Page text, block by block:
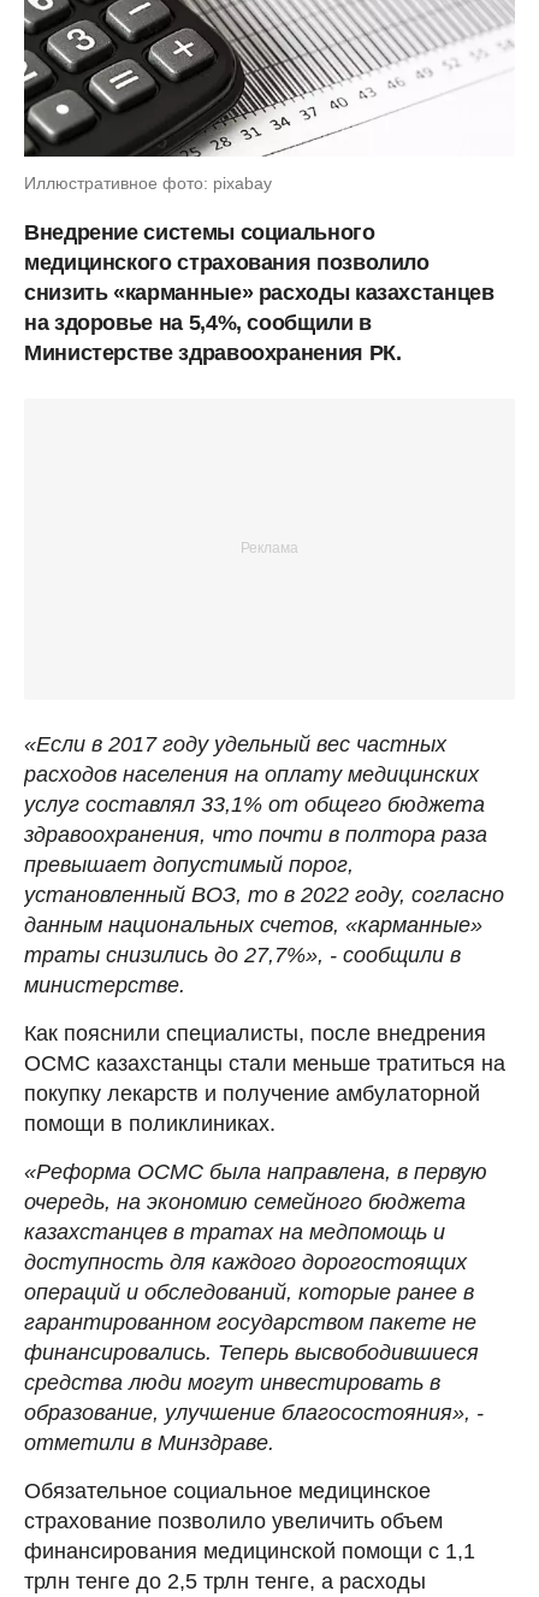
Иллюстративное фото: pixabay
Внедрение системы социального
медицинского страхования позволило
снизить «карманные» расходы казахстанцев
на здоровье на 5,4%, сообщили в
Министерстве здравоохранения РК.
«Если в 2017 году удельный вес частных
расходов населения на оплату медицинских
услуг составлял 33,1% от общего бюджета
здравоохранения, что почти в полтора раза
превышает допустимый порог,
установленный ВОЗ, то в 2022 году, согласно
данным национальных счетов, «карманные»
траты снизились до 27,7%», - сообщили в
министерстве.
Как пояснили специалисты, после внедрения
ОСМС казахстанцы стали меньше тратиться на
покупку лекарств и получение амбулаторной
помощи в поликлиниках.
«Реформа ОСМС была направлена, в первую
очередь, на экономию семейного бюджета
казахстанцев в тратах на медпомощь и
доступность для каждого дорогостоящих
операций и обследований, которые ранее в
гарантированном государством пакете не
финансировались. Теперь высвободившиеся
средства люди могут инвестировать в
образование, улучшение благосостояния», -
отметили в Минздраве.
Обязательное социальное медицинское
страхование позволило увеличить объем
финансирования медицинской помощи с 1,1
трлн тенге до 2,5 трлн тенге, а расходы